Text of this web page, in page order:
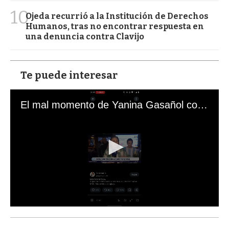
10Ojeda recurrió a la Institución de Derechos
Humanos, tras no encontrar respuesta en
una denuncia contra Clavijo
Te puede interesar
El mal momento de Yanina Gasañol con un hincha argentino en "Subrayado"
s